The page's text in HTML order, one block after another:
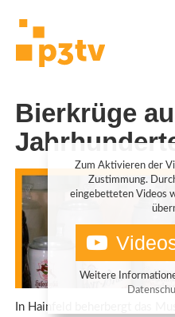
Bierkrüge
Zum Aktivieren der
Zustimmung.
eingebetteten Videos
Weitere
In Hainfeld beherbergt das